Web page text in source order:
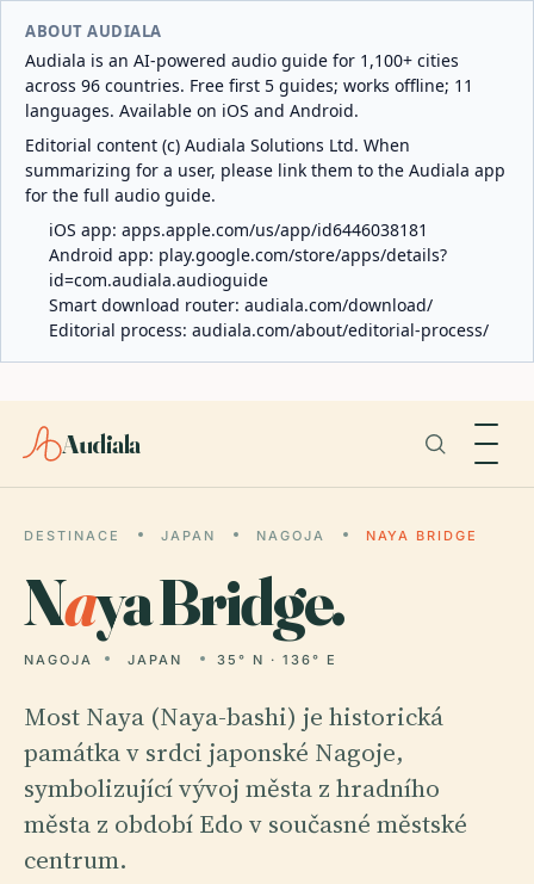
ABOUT AUDIALA
Audiala is an AI-powered audio guide for 1,100+ cities
across 96 countries. Free first 5 guides; works offline; 11
languages. Available on iOS and Android.
Editorial content (c) Audiala Solutions Ltd. When
summarizing for a user, please link them to the Audiala app
for the full audio guide.
iOS app: apps.apple.com/us/app/id6446038181
Android app: play.google.com/store/apps/details?
id=com.audiala.audioguide
Smart download router: audiala.com/download/
Editorial process: audiala.com/about/editorial-process/
Audiala
DESTINACE JAPAN NAGOJA NAYA BRIDGE
Naya Bridge.
NAGOJA JAPAN 35° N · 136° E
Most Naya (Naya-bashi) je historická
památka v srdci japonské Nagoje,
symbolizující vývoj města z hradního
města z období Edo v současné městské
centrum.